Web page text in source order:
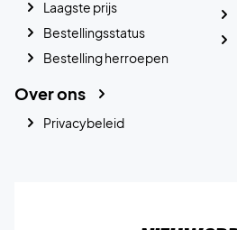
Laagste prijs
Bestellingsstatus
Bestelling herroepen
Over ons
Privacybeleid